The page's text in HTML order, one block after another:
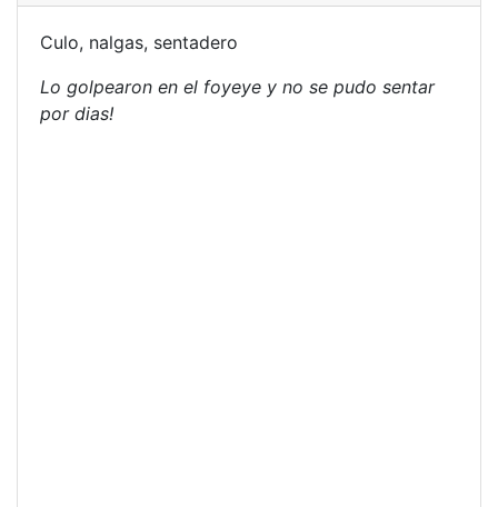
Culo, nalgas, sentadero
Lo golpearon en el foyeye y no se pudo sentar
por dias!